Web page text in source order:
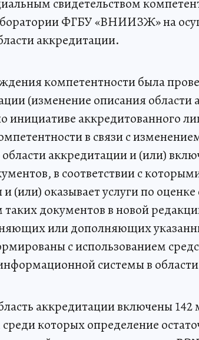
ФГБУ «ВНИИЗЖ» на
аккредитации.
компетентности была
(изменение описания области
инициативе аккредитованного
в связи с
аккредитации и (или)
в соответствии с
(или) оказывает услуги по оценке
таких документов в новой
или дополняющих
с использованием
системы в
аккредитации включены
которых определение